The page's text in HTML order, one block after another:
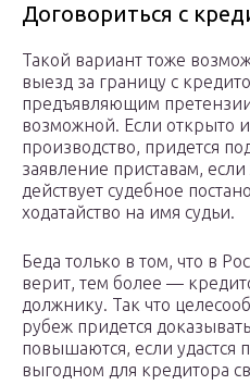
Договориться с
Такой вариант тоже
выезд за границу с
предъявляющим
возможной. Если открыто
производство, придется
заявление приставам,
действует судебное
ходатайство на имя судьи.
Беда только в том, что в
верит, тем более —
должнику. Так что
рубеж придется
повышаются, если удастся
выгодном для кредитора